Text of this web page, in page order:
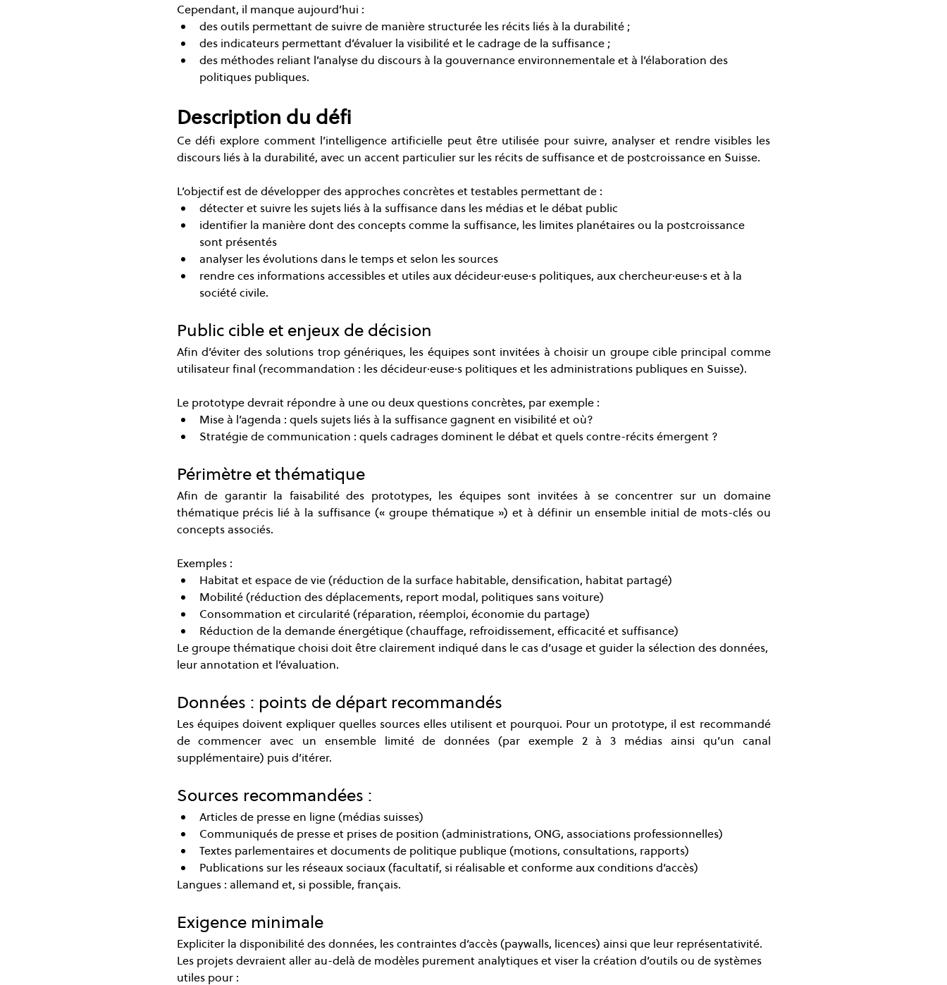
Cependant, il manque aujourd’hui :
des outils permettant de suivre de manière structurée les récits liés à la durabilité ;
des indicateurs permettant d’évaluer la visibilité et le cadrage de la suffisance ;
des méthodes reliant l’analyse du discours à la gouvernance environnementale et à l’élaboration des
politiques publiques.
Description du défi
Ce défi explore comment l’intelligence artificielle peut être utilisée pour suivre, analyser et rendre visibles les
discours liés à la durabilité, avec un accent particulier sur les récits de suffisance et de postcroissance en Suisse.
L’objectif est de développer des approches concrètes et testables permettant de :
détecter et suivre les sujets liés à la suffisance dans les médias et le débat public
identifier la manière dont des concepts comme la suffisance, les limites planétaires ou la postcroissance
sont présentés
analyser les évolutions dans le temps et selon les sources
rendre ces informations accessibles et utiles aux décideur·euse·s politiques, aux chercheur·euse·s et à la
société civile.
Public cible et enjeux de décision
Afin d’éviter des solutions trop génériques, les équipes sont invitées à choisir un groupe cible principal comme
utilisateur final (recommandation : les décideur·euse·s politiques et les administrations publiques en Suisse).
Le prototype devrait répondre à une ou deux questions concrètes, par exemple :
Mise à l’agenda : quels sujets liés à la suffisance gagnent en visibilité et où?
Stratégie de communication : quels cadrages dominent le débat et quels contre-récits émergent ?
Périmètre et thématique
Afin de garantir la faisabilité des prototypes, les équipes sont invitées à se concentrer sur un domaine
thématique précis lié à la suffisance (« groupe thématique ») et à définir un ensemble initial de mots-clés ou
concepts associés.
Exemples :
Habitat et espace de vie (réduction de la surface habitable, densification, habitat partagé)
Mobilité (réduction des déplacements, report modal, politiques sans voiture)
Consommation et circularité (réparation, réemploi, économie du partage)
Réduction de la demande énergétique (chauffage, refroidissement, efficacité et suffisance)
Le groupe thématique choisi doit être clairement indiqué dans le cas d’usage et guider la sélection des données,
leur annotation et l’évaluation.
Données : points de départ recommandés
Les équipes doivent expliquer quelles sources elles utilisent et pourquoi. Pour un prototype, il est recommandé
de commencer avec un ensemble limité de données (par exemple 2 à 3 médias ainsi qu’un canal
supplémentaire) puis d’itérer.
Sources recommandées :
Articles de presse en ligne (médias suisses)
Communiqués de presse et prises de position (administrations, ONG, associations professionnelles)
Textes parlementaires et documents de politique publique (motions, consultations, rapports)
Publications sur les réseaux sociaux (facultatif, si réalisable et conforme aux conditions d’accès)
Langues : allemand et, si possible, français.
Exigence minimale
Expliciter la disponibilité des données, les contraintes d’accès (paywalls, licences) ainsi que leur représentativité.
Les projets devraient aller au-delà de modèles purement analytiques et viser la création d’outils ou de systèmes
utiles pour :